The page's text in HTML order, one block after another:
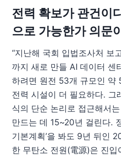
전력 확보가 관건이
으로 가능한가 의문
“지난해 국회 입법조사처 보
까지 새로 만들 AI 데이터 센
하려면 원전 53개 규모인 약
전력 시설이 더 필요하다. 그
식의 단순 논리로 접근해서
만드는 데 15~20년 걸린다.
기본계획’을 봐도 9년 뒤인
한 무탄소 전원(電源)은 진